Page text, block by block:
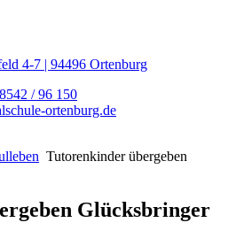
4-7 | 94496 Ortenburg
/ 96 150
ortenburg.de
Tutorenkinder übergeben
Glücksbringer